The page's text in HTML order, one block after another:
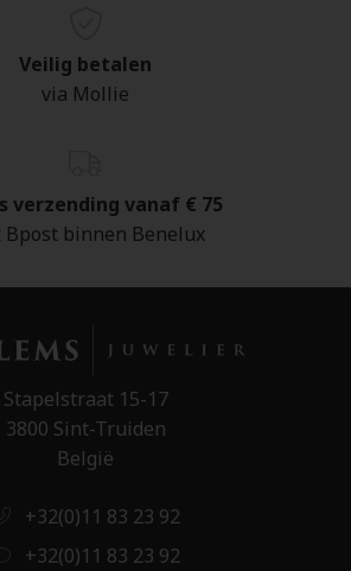
Veilig betalen
via Mollie
verzending vanaf € 75
Bpost binnen Benelux
Stapelstraat 15-17
3800 Sint-Truiden
België
+32(0)11 83 23 92
+32(0)11 83 23 92